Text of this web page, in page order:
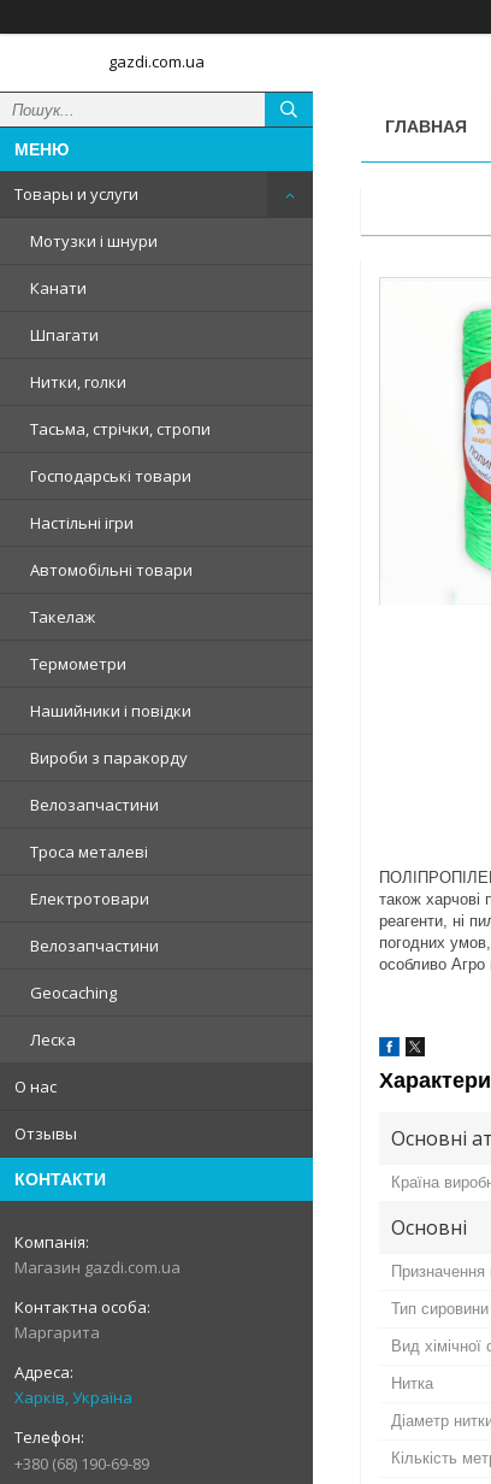
gazdi.com.ua
Товары и услуги
Мотузки і шнури
Канати
Шпагати
Нитки, голки
Тасьма, стрічки, стропи
Господарські товари
Настільні ігри
Автомобільні товари
Такелаж
Термометри
Нашийники і повідки
Вироби з паракорду
Велозапчастини
Троса металеві
Електротовари
Велозапчастини
Geocaching
Леска
О нас
Отзывы
КОНТАКТИ
Магазин gazdi.com.ua
Маргарита
Харків, Україна
+380 (68) 190-69-89
ГЛАВНАЯ
також
реагенти, ні
погодних
особливо Агро
Основні
Країна
Основні
Призначення
Тип сировини
Вид хімічної
Нитка
Діаметр
Кількість